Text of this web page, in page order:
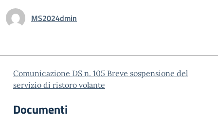
MS2024dmin
Comunicazione DS n. 105 Breve sospensione del
servizio di ristoro volante
Documenti